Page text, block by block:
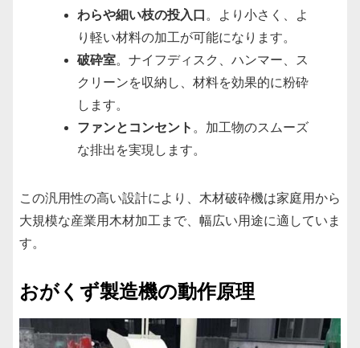
わらや細い枝の投入口 。より小さく、よ
り軽い材料の加工が可能になります。
破砕室。ナイフディスク、ハンマー、ス
クリーンを収納し、材料を効果的に粉砕
します。
ファンとコンセント 。加工物のスムーズ
な排出を実現します。
この汎用性の高い設計により、木材破砕機は家庭用から
大規模な産業用木材加工まで、幅広い用途に適していま
す。
おがくず製造機の動作原理